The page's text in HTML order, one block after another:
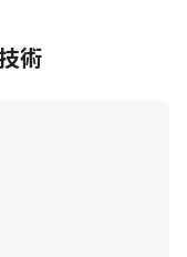
大きく、対等な立
術